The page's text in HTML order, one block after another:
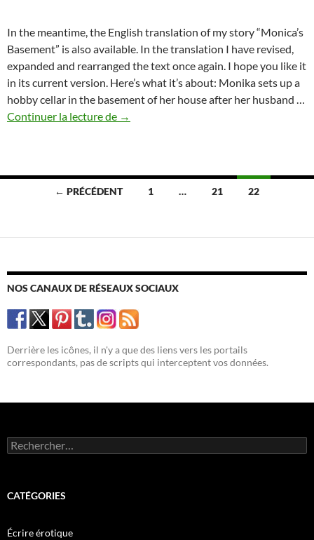
In the meantime, the English translation of my story “Monica’s
Basement” is also available. In the translation I have revised,
expanded and rearranged the text once again. I hope you like it
in its current version. Here’s what it’s about: Monika sets up a
hobby cellar in the basement of her house after her husband …
Continuer la lecture de →
Navigation
articles
← PRÉCÉDENT 1 … 21 22
NOS CANAUX DE RÉSEAUX SOCIAUX
Derrière les icônes, il n'y a que des liens vers les portails
correspondants, pas de scripts qui interceptent vos données.
Rechercher :
CATÉGORIES
Écrire érotique